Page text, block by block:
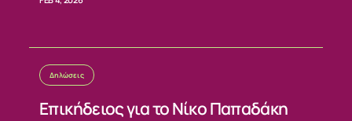
Δηλώσεις
Επικήδειος για το Νίκο Παπαδάκη